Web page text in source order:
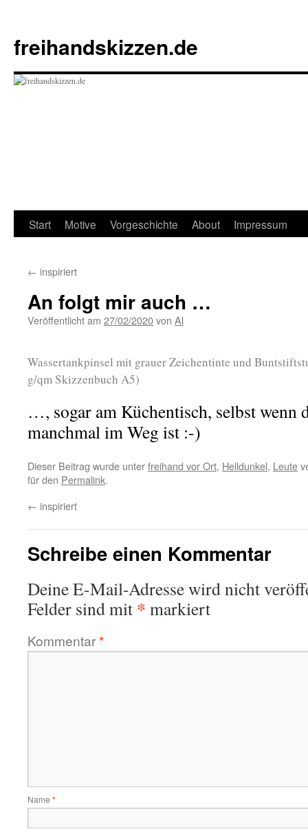
springen
freihandskizzen.de
Start Motive Vorgeschichte About Impressum
← inspiriert
An folgt mir auch …
Veröffentlicht am 27/02/2020von Al
Wassertankpinsel mit grauer Zeichentinte und
g/qm Skizzenbuch A5)
…, sogar am Küchentisch, selbst wenn
manchmal im Weg ist :-)
Dieser Beitrag wurde unterfreihand vor Ort, Helldunkel, Leute
für den Permalink.
← inspiriert
Schreibe einen Kommentar
Deine E-Mail-Adresse wird nicht
Felder sind mit * markiert
Kommentar*
Name *